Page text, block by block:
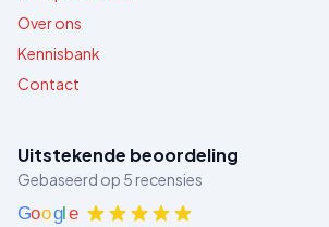
Over ons
Kennisbank
Contact
Uitstekende beoordeling
Gebaseerd op 5 recensies
Googl e